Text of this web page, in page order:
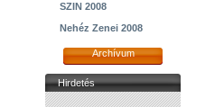
SZIN 2008
Nehéz Zenei 2008
Archívum
Hirdetés